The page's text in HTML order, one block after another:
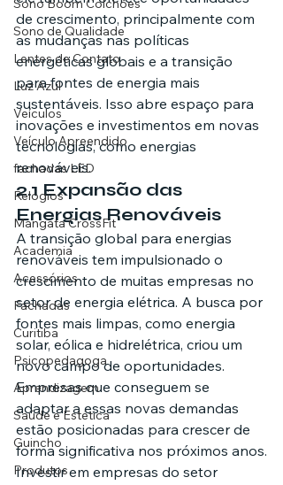
Sono Boom Colchões
Sono de Qualidade
Lentes de Contato
Luz Azul
Veículos
Veículo Apreendido
fachadas LED
Relógios
Mangata CrossFit
Academia
Acessórios
Fachadas
Curitiba
Psicopedagoga
Aprendizagem
Saúde e Estética
Guincho
Produtos
de crescimento, principalmente com
as mudanças nas políticas
energéticas globais e a transição
para fontes de energia mais
sustentáveis. Isso abre espaço para
inovações e investimentos em novas
tecnologias, como energias
renováveis.
2.1 Expansão das
Energias Renováveis
A transição global para energias
renováveis tem impulsionado o
crescimento de muitas empresas no
setor de energia elétrica. A busca por
fontes mais limpas, como energia
solar, eólica e hidrelétrica, criou um
novo campo de oportunidades.
Empresas que conseguem se
adaptar a essas novas demandas
estão posicionadas para crescer de
forma significativa nos próximos anos.
Investir em empresas do setor